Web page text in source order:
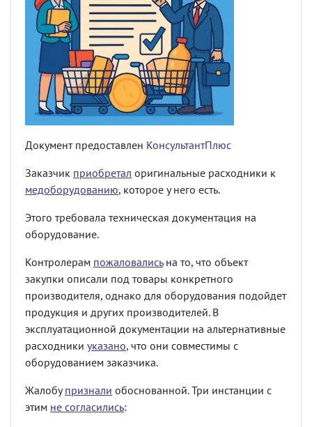
Документ предоставлен КонсультантПлюс
Заказчик приобретал оригинальные расходники к
медоборудованию, которое у него есть.
Этого требовала техническая документация на
оборудование.
Контролерам пожаловалисьна то, что объект
закупки описали под товары конкретного
производителя, однако для оборудования подойдет
продукция и других производителей. В
эксплуатационной документации на альтернативные
расходники указано, что они совместимы с
оборудованием заказчика.
Жалобупризнали обоснованной. Три инстанции с
этим не согласились: